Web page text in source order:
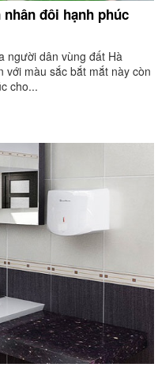
nhân đôi hạnh phúc
người dân vùng đất Hà
màu sắc bắt mắt này còn
cho...